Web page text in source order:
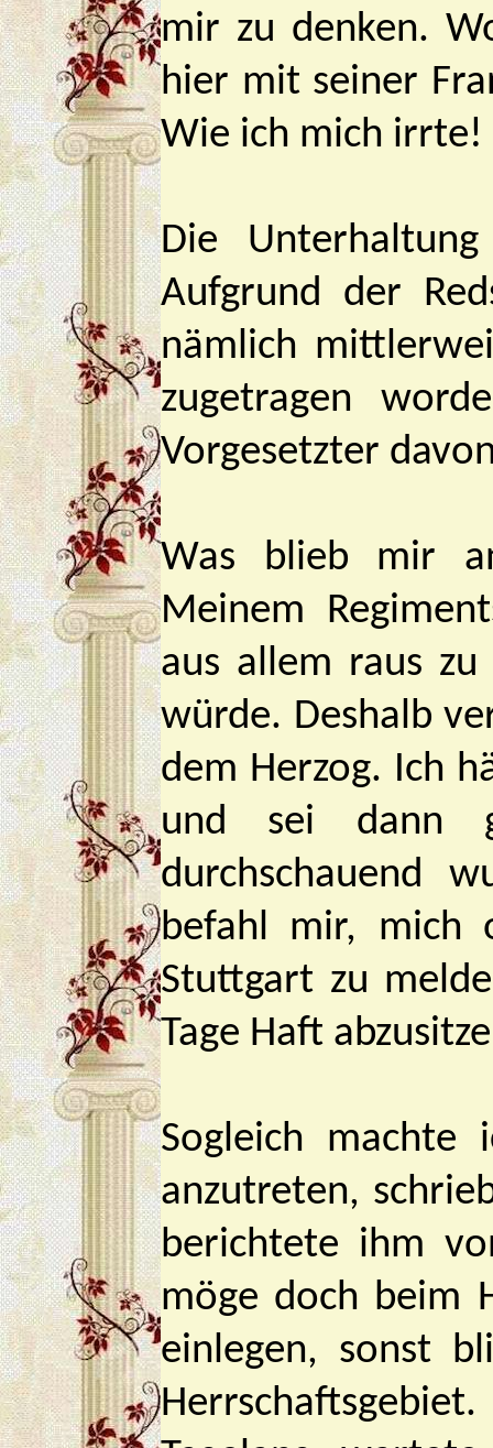
mir zu denken.
hier mit seiner
Wie ich mich irrte!
Die
Aufgrund der
nämlich
zugetragen
Vorgesetzter
Was blieb mir
Meinem
aus allem raus
würde. Deshalb
dem Herzog. Ich
und sei dann
durchschauend
befahl mir, mich
Stuttgart zu
Tage Haft
Sogleich
anzutreten,
berichtete ihm
möge doch beim
einlegen, sonst
Herrschaftsgebiet.